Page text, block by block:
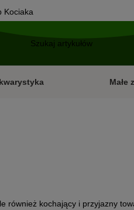
Kociaka
Małe
również kochający i przyjazny